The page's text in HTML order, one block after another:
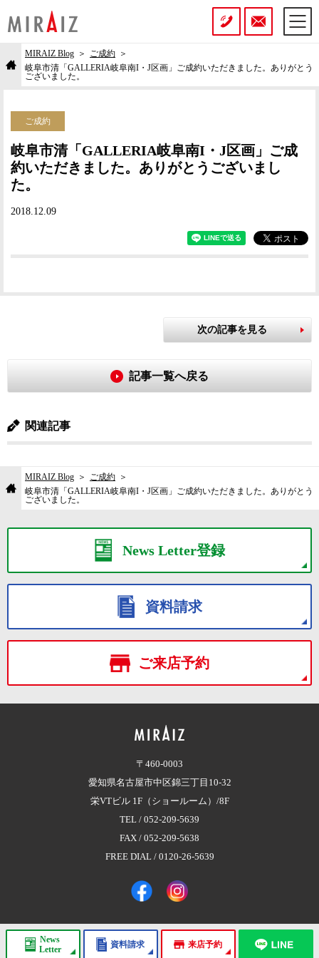
MIRAIZ Blog
ご成約
岐阜市清「GALLERIA岐阜南I・J区画」ご成約いただきました。ありがとう
ございました。
ご成約
岐阜市清「GALLERIA岐阜南I・J区画」ご成
約いただきました。ありがとうございまし
た。
2018.12.09
記事一覧へ戻る
次の記事を見る
関連記事
MIRAIZ Blog
ご成約
岐阜市清「GALLERIA岐阜南I・J区画」ご成約いただきました。ありがとう
ございました。
News Letter登録
資料請求
ご来店予約
News
Letter
資料請求 来店予約
〒460-0003
愛知県名古屋市中区錦三丁目10-32
栄VTビル 1F（ショールーム）/8F
TEL / 052-209-5639
FAX / 052-209-5638
FREE DIAL / 0120-26-5639
Copyright © 2017 株式会社MIRAIZ（ミライズ）All Rights Reserved.